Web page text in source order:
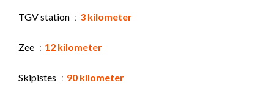
TGV station 3 kilometer
Zee 12 kilometer
Skipistes 90 kilometer